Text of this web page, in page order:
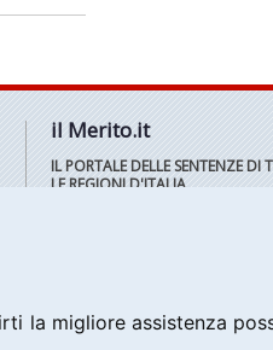
la migliore assistenza
il Merito.it
IL PORTALE DELLE SENTENZE DI
LE REGIONI D'ITALIA